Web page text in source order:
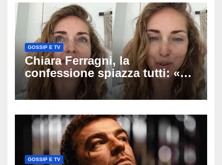
GOSSIP E TV
Chiara Ferragni, la
confessione spiazza tutti: «Un
mio ex voleva che mi rifacessi
il seno». Poi svela i ritocchi di
GOSSIP E TV